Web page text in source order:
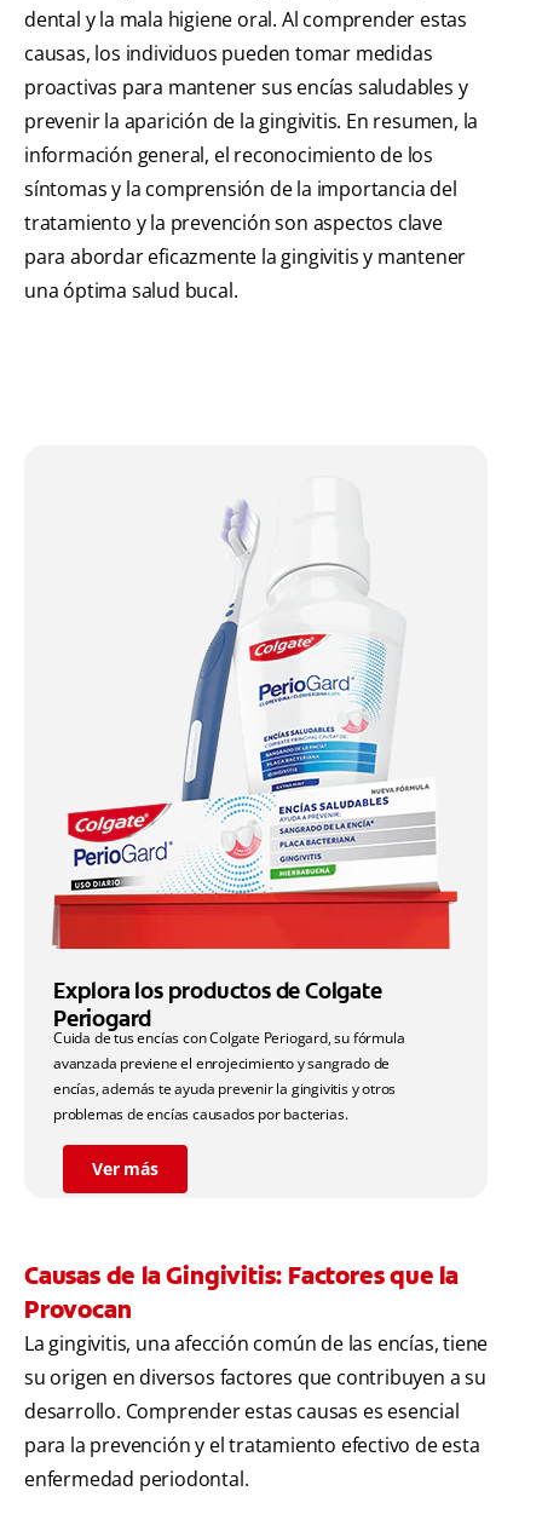
dental y la mala higiene oral. Al comprender estas
causas, los individuos pueden tomar medidas
proactivas para mantener sus encías saludables y
prevenir la aparición de la gingivitis. En resumen, la
información general, el reconocimiento de los
síntomas y la comprensión de la importancia del
tratamiento y la prevención son aspectos clave
para abordar eficazmente la gingivitis y mantener
una óptima salud bucal.
Explora los productos de Colgate
Periogard
Cuida de tus encías con Colgate Periogard, su fórmula
avanzada previene el enrojecimiento y sangrado de
encías, además te ayuda prevenir la gingivitis y otros
problemas de encías causados por bacterias.
Ver más
Causas de la Gingivitis: Factores que la
Provocan
La gingivitis, una afección común de las encías, tiene
su origen en diversos factores que contribuyen a su
desarrollo. Comprender estas causas es esencial
para la prevención y el tratamiento efectivo de esta
enfermedad periodontal.